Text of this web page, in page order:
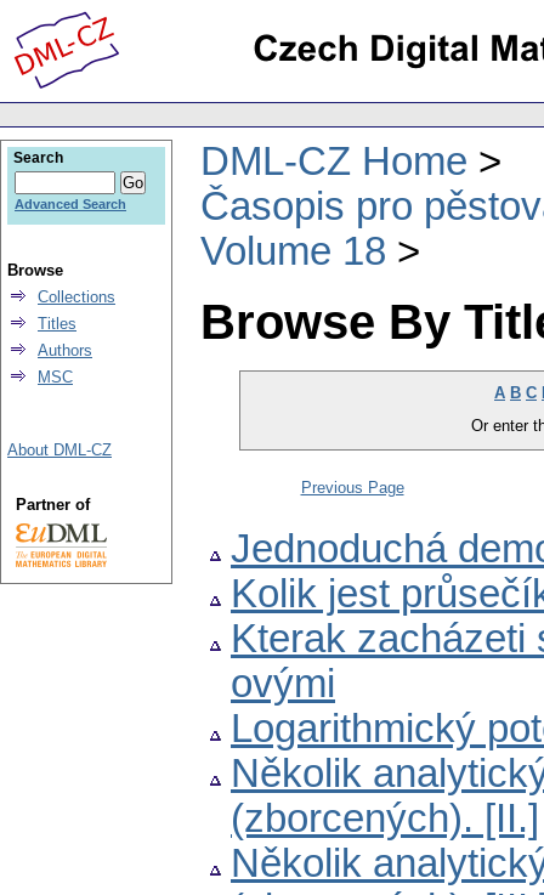
DML-CZ Home
Časopis pro
Volume 18
Browse By
A B C
Or enter
Previous Page
Jednoduchá
Kolik jest
Kterak zacházeti
ovými
Logarithmický
Několik
(zborcených). [II.]
Několik
Search
Advanced Search
Browse
Collections
Titles
Authors
MSC
About DML-CZ
Partner of